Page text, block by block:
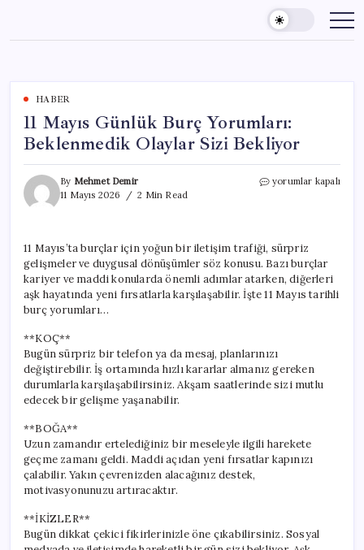
content
HABER
11 Mayıs Günlük Burç Yorumları:
Beklenmedik Olaylar Sizi Bekliyor
By Mehmet Demir
11 Mayıs 2026
2 Min Read
11
Beklenmedik
Olaylar
Sizi
Bekliyor
yorumlar kapalı
11 Mayıs’ta burçlar için yoğun bir iletişim trafiği, sürpriz
gelişmeler ve duygusal dönüşümler söz konusu. Bazı burçlar
kariyer ve maddi konularda önemli adımlar atarken, diğerleri
aşk hayatında yeni fırsatlarla karşılaşabilir. İşte 11 Mayıs tarihli
burç yorumları…
**KOÇ**
Bugün sürpriz bir telefon ya da mesaj, planlarınızı
değiştirebilir. İş ortamında hızlı kararlar almanız gereken
durumlarla karşılaşabilirsiniz. Akşam saatlerinde sizi mutlu
edecek bir gelişme yaşanabilir.
**BOĞA**
Uzun zamandır ertelediğiniz bir meseleyle ilgili harekete
geçme zamanı geldi. Maddi açıdan yeni fırsatlar kapınızı
çalabilir. Yakın çevrenizden alacağınız destek,
motivasyonunuzu artıracaktır.
**İKİZLER**
Bugün dikkat çekici fikirlerinizle öne çıkabilirsiniz. Sosyal